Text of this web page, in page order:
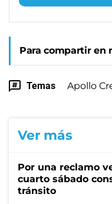
Para compartir en
Temas Apollo
Ver más
Por una reclamo
cuarto sábado
tránsito